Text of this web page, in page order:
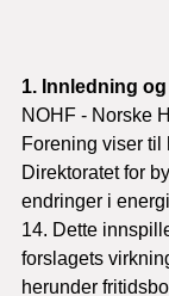
1. Innledning
NOHF - Norske
Forening viser til
Direktoratet for
endringer i
14. Dette
forslagets
herunder